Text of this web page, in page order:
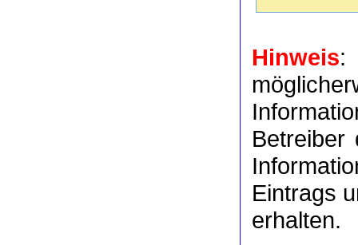
Hinweis:
Eintrags
erhalten.